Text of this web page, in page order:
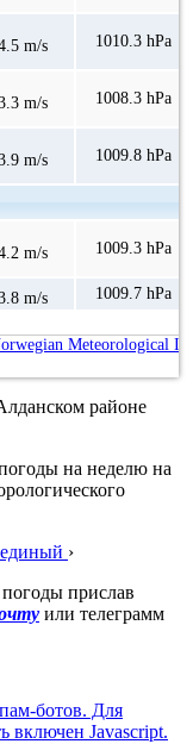
m/s 1010.3 hPa
m/s 1008.3 hPa
m/s 1009.8 hPa
m/s 1009.3 hPa
m/s 1009.7 hPa
Meteorological
районе
на неделю на
›
прислав
или телеграмм
ботов. Для
включен Javascript.